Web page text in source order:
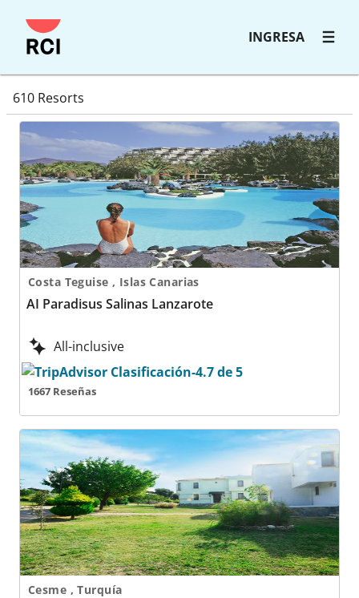
INGRESA
resortdirectorysearchresults
610 Resorts
AI Paradisus Salinas Lanzarote
Costa Teguise , Islas Canarias
AI Paradisus Salinas Lanzarote
All-inclusive
1667 Reseñas
Akay Garden Resort & Suites
Cesme , Turquía